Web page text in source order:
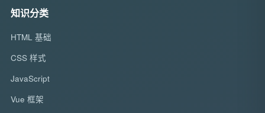
知识分类
HTML 基础
CSS 样式
JavaScript
Vue 框架